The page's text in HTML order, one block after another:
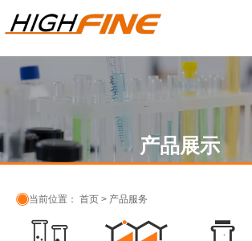
产品展示
当前位置： 首页 > 产品服务